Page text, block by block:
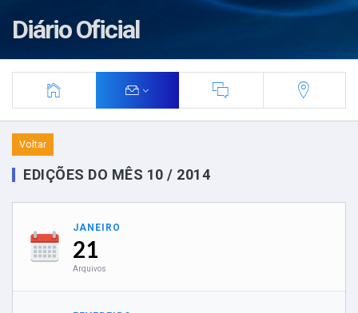
Diário Oficial
Voltar
EDIÇÕES DO MÊS 10 / 2014
JANEIRO
21
Arquivos